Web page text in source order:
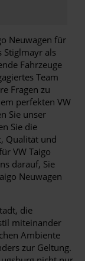
Neuwagen für
Stiglmayr als
Fahrzeuge
Team
Fragen zu
perfekten VW
Sie unser
Sie die
Qualität und
VW Taigo
darauf, Sie
Neuwagen
die
miteinander
Ambiente
zur Geltung.